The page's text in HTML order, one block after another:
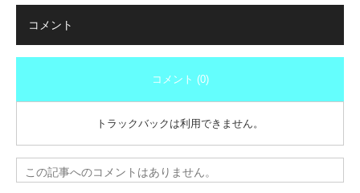
コメント
コメント (0)
トラックバックは利用できません。
この記事へのコメントはありません。